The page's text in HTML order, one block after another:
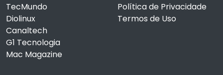
TecMundo
Diolinux
Canaltech
G1 Tecnologia
Mac Magazine
Política de Privacidade
Termos de Uso